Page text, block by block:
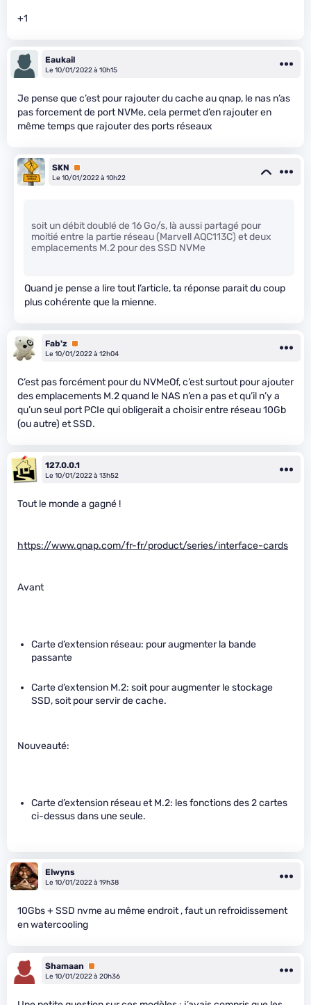
+1
Eaukail
Le 10/01/2022 à 10h15
Je pense que c’est pour rajouter du cache au qnap, le nas n’as
pas forcement de port NVMe, cela permet d’en rajouter en
même temps que rajouter des ports réseaux
SKN
Premium
Le 10/01/2022 à 10h22
soit un débit doublé de 16 Go/s, là aussi partagé pour
moitié entre la partie réseau (Marvell AQC113C) et deux
emplacements M.2 pour des SSD NVMe
Quand je pense a lire tout l’article, ta réponse parait du coup
plus cohérente que la mienne.
Fab'z
Premium
Le 10/01/2022 à 12h04
C’est pas forcément pour du NVMeOf, c’est surtout pour ajouter
des emplacements M.2 quand le NAS n’en a pas et qu’il n’y a
qu’un seul port PCIe qui obligerait a choisir entre réseau 10Gb
(ou autre) et SSD.
127.0.0.1
Le 10/01/2022 à 13h52
Tout le monde a gagné !
https://www.qnap.com/fr-fr/product/series/interface-cards
Avant
Carte d’extension réseau: pour augmenter la bande
passante
Carte d’extension M.2: soit pour augmenter le stockage
SSD, soit pour servir de cache.
Nouveauté:
Carte d’extension réseau et M.2: les fonctions des 2 cartes
ci-dessus dans une seule.
Elwyns
Le 10/01/2022 à 19h38
10Gbs + SSD nvme au même endroit , faut un refroidissement
en watercooling
Shamaan
Premium
Le 10/01/2022 à 20h36